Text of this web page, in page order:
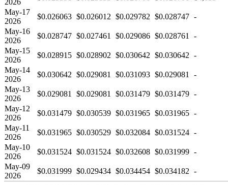
May-17
2026
$0.026063 $0.026012 $0.029782 $0.028747 -
May-16
2026
$0.028747 $0.027461 $0.029086 $0.028761
-
May-15
2026
$0.028915 $0.028902 $0.030642 $0.030642 -
May-14
2026
$0.030642 $0.029081 $0.031093 $0.029081
-
May-13
2026
$0.029081 $0.029081 $0.031479 $0.031479 -
May-12
2026
$0.031479 $0.030539 $0.031965 $0.031965 -
May-11
2026
$0.031965 $0.030529 $0.032084 $0.031524 -
May-10
2026
$0.031524 $0.031524 $0.032608 $0.031999 -
May-09
2026
$0.031999 $0.029434 $0.034454 $0.034182 -